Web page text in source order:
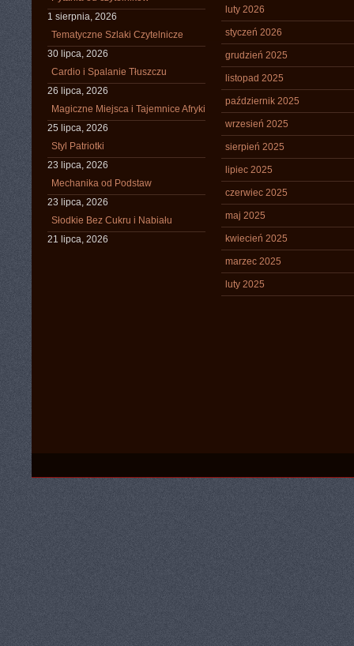
1 sierpnia, 2026
Tematyczne Szlaki Czytelnicze
30 lipca, 2026
Cardio i Spalanie Tłuszczu
26 lipca, 2026
Magiczne Miejsca i Tajemnice Afryki
25 lipca, 2026
Styl Patriotki
23 lipca, 2026
Mechanika od Podstaw
23 lipca, 2026
Słodkie Bez Cukru i Nabiału
21 lipca, 2026
luty 2026
styczeń 2026
grudzień 2025
listopad 2025
październik 2025
wrzesień 2025
sierpień 2025
lipiec 2025
czerwiec 2025
maj 2025
kwiecień 2025
marzec 2025
luty 2025